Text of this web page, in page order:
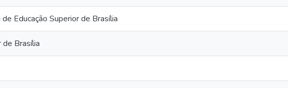
Educação Superior de Brasília
de Brasília